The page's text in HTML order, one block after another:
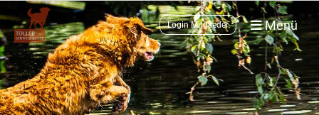
Login Mitglieder Menü